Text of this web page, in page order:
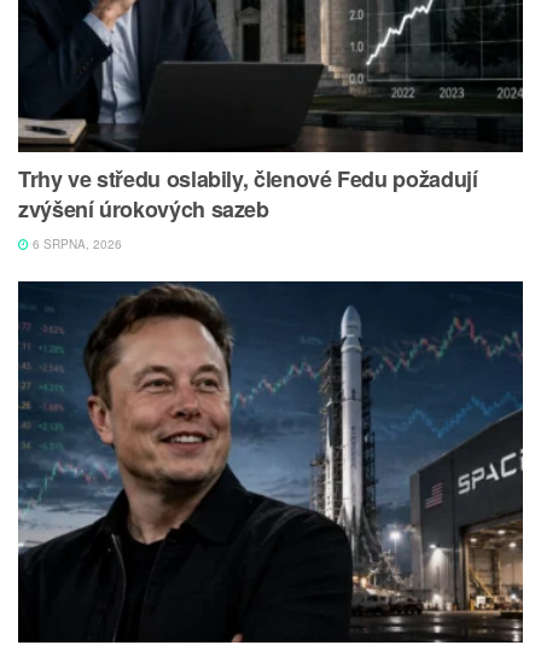
Trhy ve středu oslabily, členové Fedu požadují
zvýšení úrokových sazeb
6 SRPNA, 2026